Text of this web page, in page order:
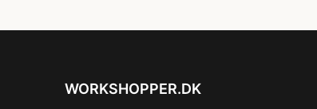
WORKSHOPPER.DK